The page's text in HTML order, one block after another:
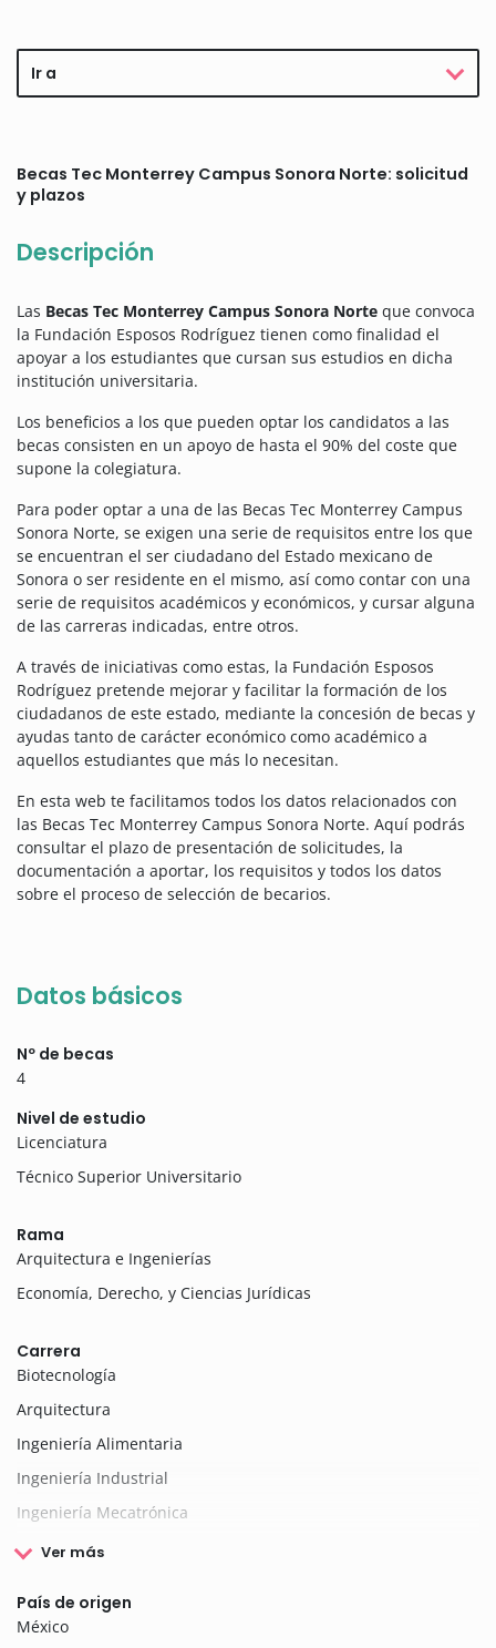
Ir a
Becas Tec Monterrey Campus Sonora Norte: solicitud
y plazos
Descripción
Las Becas Tec Monterrey Campus Sonora Norte que convoca
la Fundación Esposos Rodríguez tienen como finalidad el
apoyar a los estudiantes que cursan sus estudios en dicha
institución universitaria.
Los beneficios a los que pueden optar los candidatos a las
becas consisten en un apoyo de hasta el 90% del coste que
supone la colegiatura.
Para poder optar a una de las Becas Tec Monterrey Campus
Sonora Norte, se exigen una serie de requisitos entre los que
se encuentran el ser ciudadano del Estado mexicano de
Sonora o ser residente en el mismo, así como contar con una
serie de requisitos académicos y económicos, y cursar alguna
de las carreras indicadas, entre otros.
A través de iniciativas como estas, la Fundación Esposos
Rodríguez pretende mejorar y facilitar la formación de los
ciudadanos de este estado, mediante la concesión de becas y
ayudas tanto de carácter económico como académico a
aquellos estudiantes que más lo necesitan.
En esta web te facilitamos todos los datos relacionados con
las Becas Tec Monterrey Campus Sonora Norte. Aquí podrás
consultar el plazo de presentación de solicitudes, la
documentación a aportar, los requisitos y todos los datos
sobre el proceso de selección de becarios.
Datos básicos
Nº de becas
4
Nivel de estudio
Licenciatura
Técnico Superior Universitario
Rama
Arquitectura e Ingenierías
Economía, Derecho, y Ciencias Jurídicas
Carrera
Biotecnología
Arquitectura
Ingeniería Alimentaria
Ingeniería Industrial
Ingeniería Mecatrónica
Ver más
País de origen
México